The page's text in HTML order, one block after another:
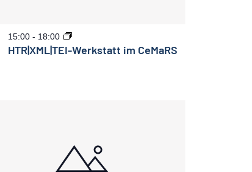
HTR|XML|TEI-Werkstatt im CeMaRS
15:00 - 18:00